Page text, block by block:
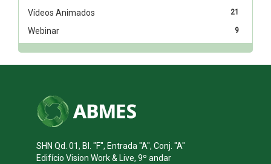
21
Vídeos Animados
9
Webinar
SHN Qd. 01, Bl. "F", Entrada "A", Conj. "A"
Edifício Vision Work & Live, 9º andar